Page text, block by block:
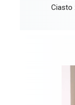
Ciasto